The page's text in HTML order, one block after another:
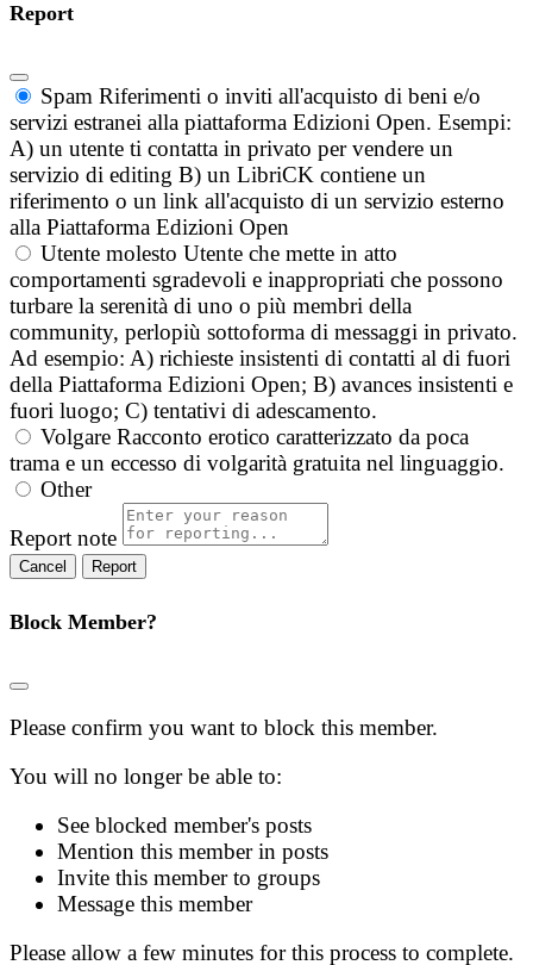
Report
Spam Riferimenti o inviti all'acquisto di beni e/o
servizi estranei alla piattaforma Edizioni Open. Esempi:
A) un utente ti contatta in privato per vendere un
servizio di editing B) un LibriCK contiene un
riferimento o un link all'acquisto di un servizio esterno
alla Piattaforma Edizioni Open
Utente molesto Utente che mette in atto
comportamenti sgradevoli e inappropriati che possono
turbare la serenità di uno o più membri della
community, perlopiù sottoforma di messaggi in privato.
Ad esempio: A) richieste insistenti di contatti al di fuori
della Piattaforma Edizioni Open; B) avances insistenti e
fuori luogo; C) tentativi di adescamento.
Volgare Racconto erotico caratterizzato da poca
trama e un eccesso di volgarità gratuita nel linguaggio.
Other
Report note
Report
Block Member?
Please confirm you want to block this member.
You will no longer be able to:
See blocked member's posts
Mention this member in posts
Invite this member to groups
Message this member
Please allow a few minutes for this process to complete.